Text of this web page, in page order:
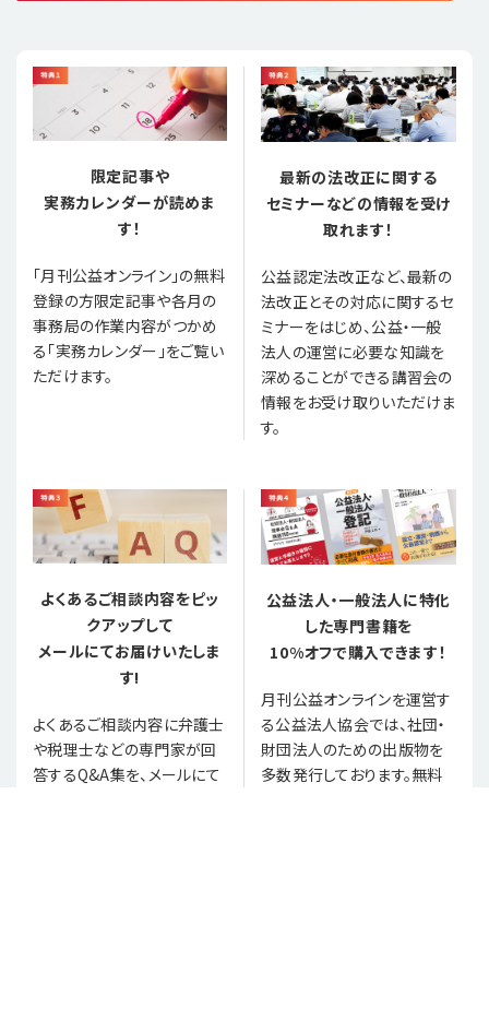
限定記事や
実務カレンダーが読めま
す！
「月刊公益オンライン」の無料
登録の方限定記事や各月の
事務局の作業内容がつかめ
る「実務カレンダー」をご覧い
ただけます。
最新の法改正に関する
セミナーなどの情報を受け
取れます！
公益認定法改正など、最新の
法改正とその対応に関するセ
ミナーをはじめ、公益・一般
法人の運営に必要な知識を
深めることができる講習会の
情報をお受け取りいただけま
す。
よくあるご相談内容をピッ
クアップして
メールにてお届けいたしま
す!
よくあるご相談内容に弁護士
や税理士などの専門家が回
答するQ&A集を、メールにて
公益法人・一般法人に特化
した専門書籍を
10%オフで購入できます！
月刊公益オンラインを運営す
る公益法人協会では、社団・
財団法人のための出版物を
多数発行しております。無料